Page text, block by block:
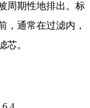
周期性地排出。标
，通常在过滤内，
芯。